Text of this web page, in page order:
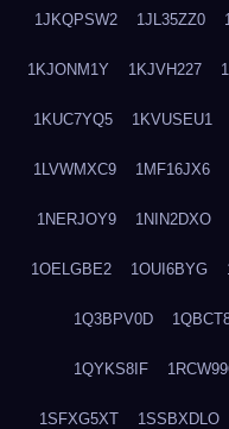
1JKQPSW2 1JL35ZZ0
1KJONM1Y 1KJVH227
1KUC7YQ5 1KVUSEU1
1LVWMXC9 1MF16JX6
1NERJOY9 1NIN2DXO
1OELGBE2 1OUI6BYG
1Q3BPV0D
1QYKS8IF
1SFXG5XT 1SSBXDLO